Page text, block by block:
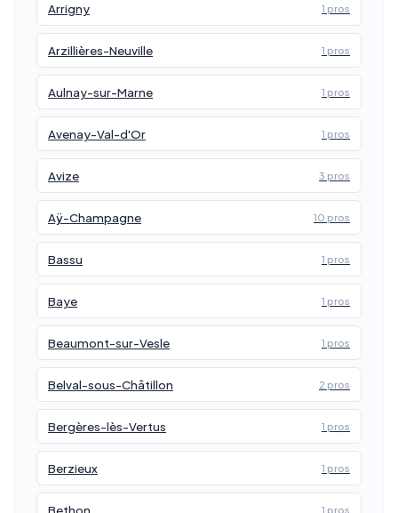
Arrigny 1 pros
Arzillières-Neuville 1 pros
Aulnay-sur-Marne 1 pros
Avenay-Val-d'Or 1 pros
Avize 3 pros
Aÿ-Champagne 10 pros
Bassu 1 pros
Baye 1 pros
Beaumont-sur-Vesle 1 pros
Belval-sous-Châtillon 2 pros
Bergères-lès-Vertus 1 pros
Berzieux 1 pros
Bethon 1 pros